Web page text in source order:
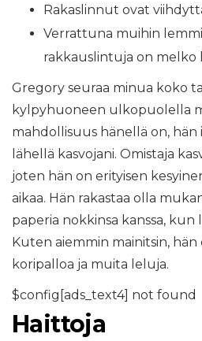
Rakaslinnut ovat
Verrattuna muihin
rakkauslintuja on melko
Gregory seuraa minua koko
kylpyhuoneen ulkopuolella
mahdollisuus hänellä on, hän
lähellä kasvojani. Omistaja
joten hän on erityisen
aikaa. Hän rakastaa olla
paperia nokkinsa kanssa,
Kuten aiemmin mainitsin,
koripalloa ja muita leluja.
$config[ads_text4] not found
Haittoja